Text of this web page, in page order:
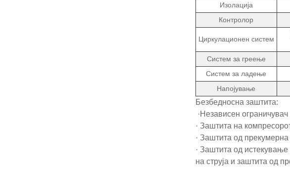
Изолација
Контролор
Циркулационен систем
Систем за греење
Систем за ладење
Напојување
Безбедносна заштита:
·Независен
· Заштита на
· Заштита од
· Заштита од
на струја и заштита од